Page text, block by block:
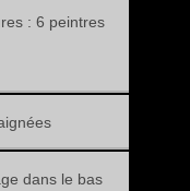
: 6 peintres
dans le bas